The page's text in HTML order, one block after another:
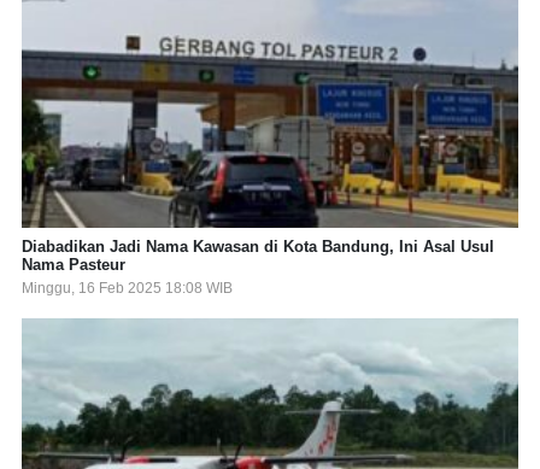
Diabadikan Jadi Nama Kawasan di Kota Bandung, Ini Asal Usul
Nama Pasteur
Minggu, 16 Feb 2025 18:08 WIB